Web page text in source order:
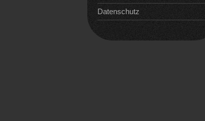
Datenschutz